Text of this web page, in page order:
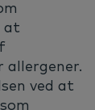
at
allergener.
ved at